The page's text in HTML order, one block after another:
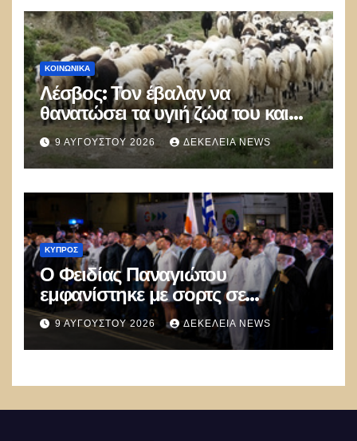
ΚΟΙΝΩΝΙΚΑ
Λέσβος: Τον έβαλαν να
θανατώσει τα υγιή ζώα του και
πέθανε από την στενοχώρια του!
9 ΑΥΓΟΎΣΤΟΥ 2026 ΔΕΚΈΛΕΙΑ NEWS
ΚΎΠΡΟΣ
Ο Φειδίας Παναγιώτου
εμφανίστηκε με σορτς σε
εκδήλωση μνήμης για τους Ισαάκ
– Σολωμού και προκάλεσε
αντιδράσεις
9 ΑΥΓΟΎΣΤΟΥ 2026 ΔΕΚΈΛΕΙΑ NEWS